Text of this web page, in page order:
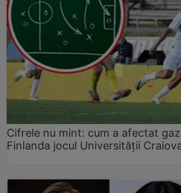
Cifrele nu mint: cum a afectat
Finlanda jocul Universității